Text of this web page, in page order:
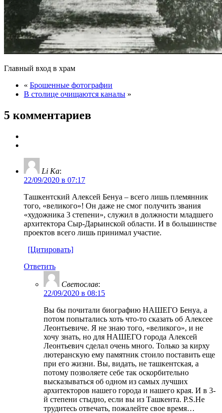
Главный вход в храм
« Брошенные фотографии
В столице очищаются каналы »
5 комментариев
Li Ka:
22/09/2020 в 07:17
Ташкентский Алексей Бенуа – всего лишь племянник
того, «великого»! Он даже не смог получить звания
«художника 3 степени», служил в должности младшего
архитектора Сыр-Дарьинской области. И в большинстве
проектов всего лишь принимал участие.
[Цитировать]
Ответить
Светослав:
22/09/2020 в 08:15
Вы бы почитали биографию НАШЕГО Бенуа, а
потом попытались хоть что-то сказать об Алексее
Леонтьевиче. Я не знаю того, «великого», и не
хочу знать, но для НАШЕГО города Алексей
Леонтьевич сделал очень много. Только за кирху
лютеранскую ему памятник стоило поставить еще
при его жизни. Вы, видать, не ташкентская, а
потому позволяете себе так оскорбительно
высказываться об одном из самых лучших
архитекторов нашего города и нашего края. И в 3-
й степени стыдно, если вы из Ташкента. P.S.Не
трудитесь отвечать, пожалейте свое время…